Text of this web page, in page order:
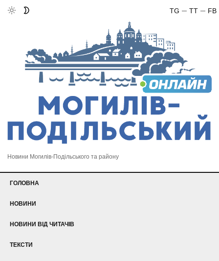
FB
TT
TG
Новини Могилів-Подільського та району
ГОЛОВНА
НОВИНИ
НОВИНИ ВІД ЧИТАЧІВ
ТЕКСТИ